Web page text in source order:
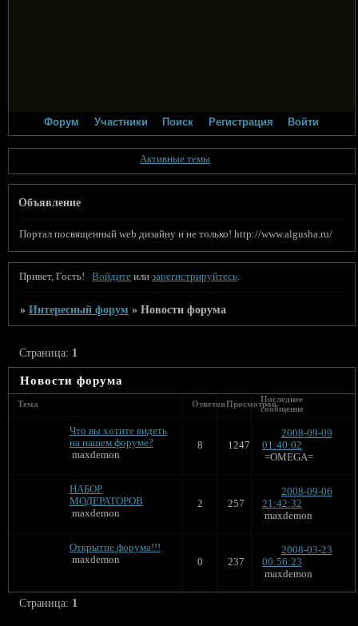
Форум Участники Поиск Регистрация Войти
Активные темы
Объявление
Портал посвященный web дизайну и не только! http://www.algusha.ru/
Привет, Гость! Войдите илизарегистрируйтесь.
»Интересный форум »Новости форума
Новости форума
Страница: 1
Тема ОтветовПросмотровПоследнее
сообщение
Что вы хотите видеть
на нашем форуме?
maxdemon
8 1247
2008-09-09
01:40:02
=OMEGA=
НАБОР
МОДЕРАТОРОВ
maxdemon
2 257
2008-09-06
21:42:32
maxdemon
Открытие форума!!!
maxdemon
0 237
2008-03-23
00:56:23
maxdemon
Страница: 1